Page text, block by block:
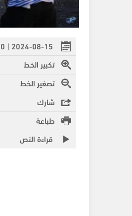
2024-08-15 | 21:00
تكبير الخط
تصغير الخط
شارك
طباعة
قراءة النص